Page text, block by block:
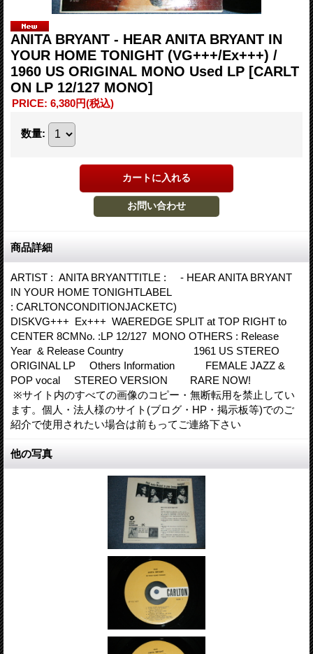
ANITA BRYANT - HEAR ANITA BRYANT IN
YOUR HOME TONIGHT (VG+++/Ex+++) /
1960 US ORIGINAL MONO Used LP [CARLT
ON LP 12/127 MONO]
PRICE: 6,380円(税込)
数量:
商品詳細
ARTIST : ANITA BRYANTTITLE : - HEAR ANITA BRYANT
IN YOUR HOME TONIGHTLABEL
: CARLTONCONDITIONJACKETC)
DISKVG+++ Ex+++ WAEREDGE SPLIT at TOP RIGHT to
CENTER 8CMNo. :LP 12/127 MONO OTHERS : Release
Year & Release Country 1961 US STEREO
ORIGINAL LP Others Information FEMALE JAZZ &
POP vocal STEREO VERSION RARE NOW!
※サイト内のすべての画像のコピー・無断転用を禁止してい
ます。個人・法人様のサイト(ブログ・HP・掲示板等)でのご
紹介で使用されたい場合は前もってご連絡下さい
他の写真